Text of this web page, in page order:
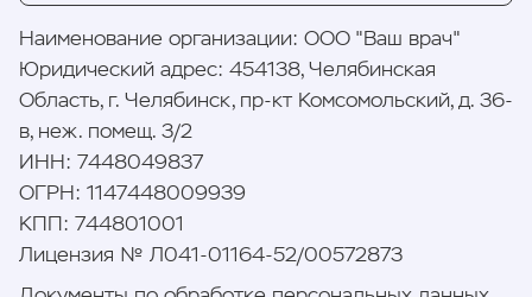
Наименование организации: ООО "Ваш врач"
Юридический адрес: 454138, Челябинская
Область, г. Челябинск, пр-кт Комсомольский, д. 36-
в, неж. помещ. 3/2
ИНН: 7448049837
ОГРН: 1147448009939
КПП : 744801001
Лицензия № Л041-01164-52/00572873